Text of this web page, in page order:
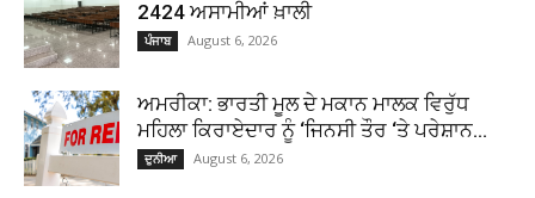
2424 ਅਸਾਮੀਆਂ ਖ਼ਾਲੀ
ਪੰਜਾਬ August 6, 2026
ਅਮਰੀਕਾ: ਭਾਰਤੀ ਮੂਲ ਦੇ ਮਕਾਨ ਮਾਲਕ ਵਿਰੁੱਧ
ਮਹਿਲਾ ਕਿਰਾਏਦਾਰ ਨੂੰ ‘ਜਿਨਸੀ ਤੌਰ ‘ਤੇ ਪਰੇਸ਼ਾਨ...
ਦੁਨੀਆ August 6, 2026